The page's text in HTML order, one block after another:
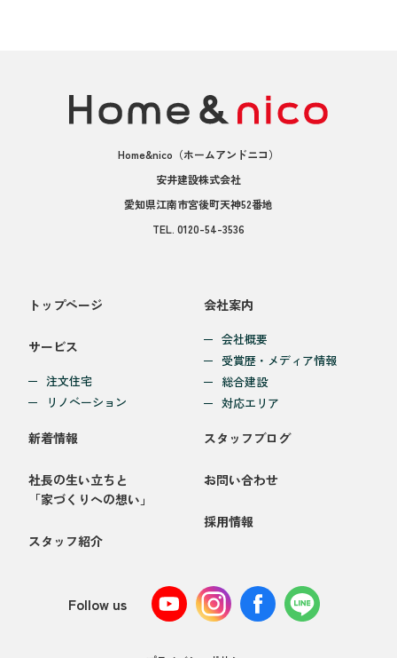
Home&nico （ホームアンドニコ）
安井建設株式会社
愛知県江南市宮後町天神52番地
TEL. 0120-54-3536
トップページ
サービス
注文住宅
リノベーション
会社案内
会社概要
受賞歴・メディア情報
総合建設
対応エリア
新着情報
社長の生い立ちと
「家づくりへの想い」
スタッフ紹介
スタッフブログ
お問い合わせ
採用情報
Follow us